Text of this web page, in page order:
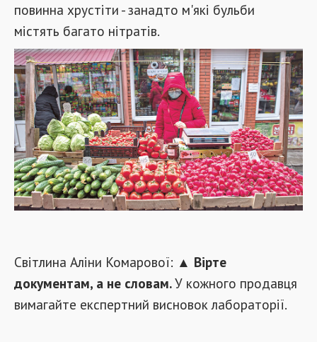
повинна хрустіти - занадто м'які бульби
містять багато нітратів.
Світлина Аліни Комарової: ▲ Вірте
документам, а не словам.У кожного продавця
вимагайте експертний висновок лабораторії.